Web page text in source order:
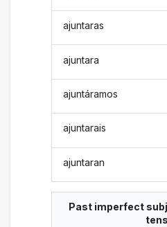
ajuntaras
ajuntara
ajuntáramos
ajuntarais
ajuntaran
Past imperfect